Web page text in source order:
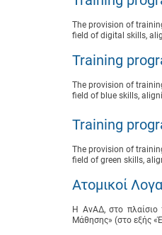
The provision of
field of digital skills,
Training
The provision of
field of blue skills,
Training
The provision of
field of green skills,
Ατομικοί
Η ΑνΑΔ, στο πλαίσιο
Μάθησης» (στο εξής